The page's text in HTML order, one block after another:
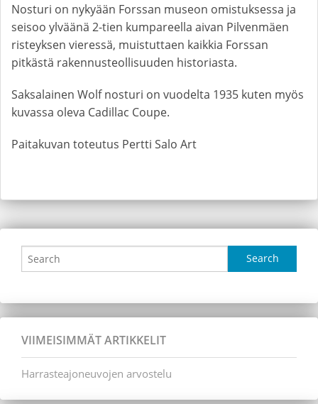
Nosturi on nykyään Forssan museon omistuksessa ja
seisoo ylväänä 2-tien kumpareella aivan Pilvenmäen
risteyksen vieressä, muistuttaen kaikkia Forssan
pitkästä rakennusteollisuuden historiasta.
Saksalainen Wolf nosturi on vuodelta 1935 kuten myös
kuvassa oleva Cadillac Coupe.
Paitakuvan toteutus Pertti Salo Art
VIIMEISIMMÄT ARTIKKELIT
Harrasteajoneuvojen arvostelu